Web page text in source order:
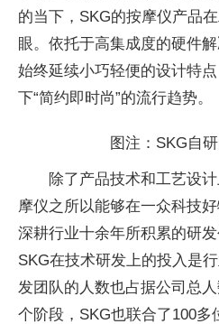
的当下，SKG的按摩仪产品
眼。依托于高集成度的硬件
始终延续小巧轻便的设计特
下“简约即时尚”的流行趋势。
图注：SKG自
除了产品技术和工艺设
摩仪之所以能够在一众科技
深耕行业十余年所积累的研
SKG在技术研发上的投入是
发团队的人数也占据公司总
个阶段，SKG也联合了100